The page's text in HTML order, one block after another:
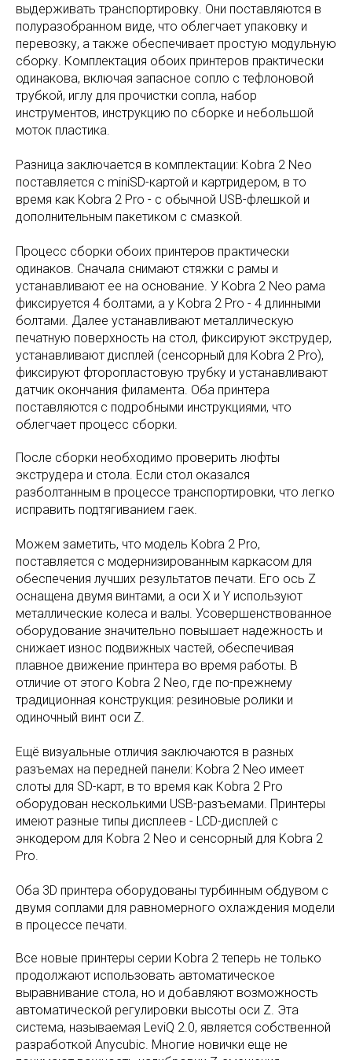
выдерживать транспортировку. Они поставляются в
полуразобранном виде, что облегчает упаковку и
перевозку, а также обеспечивает простую модульную
сборку. Комплектация обоих принтеров практически
одинакова, включая запасное сопло с тефлоновой
трубкой, иглу для прочистки сопла, набор
инструментов, инструкцию по сборке и небольшой
моток пластика.
Разница заключается в комплектации: Kobra 2 Neo
поставляется с miniSD-картой и картридером, в то
время как Kobra 2 Pro - с обычной USB-флешкой и
дополнительным пакетиком с смазкой.
Процесс сборки обоих принтеров практически
одинаков. Сначала снимают стяжки с рамы и
устанавливают ее на основание. У Kobra 2 Neo рама
фиксируется 4 болтами, а у Kobra 2 Pro - 4 длинными
болтами. Далее устанавливают металлическую
печатную поверхность на стол, фиксируют экструдер,
устанавливают дисплей (сенсорный для Kobra 2 Pro),
фиксируют фторопластовую трубку и устанавливают
датчик окончания филамента. Оба принтера
поставляются с подробными инструкциями, что
облегчает процесс сборки.
После сборки необходимо проверить люфты
экструдера и стола. Если стол оказался
разболтанным в процессе транспортировки, что легко
исправить подтягиванием гаек.
Можем заметить, что модель Kobra 2 Pro,
поставляется с модернизированным каркасом для
обеспечения лучших результатов печати. Его ось Z
оснащена двумя винтами, а оси X и Y используют
металлические колеса и валы. Усовершенствованное
оборудование значительно повышает надежность и
снижает износ подвижных частей, обеспечивая
плавное движение принтера во время работы. В
отличие от этого Kobra 2 Neo, где по-прежнему
традиционная конструкция: резиновые ролики и
одиночный винт оси Z.
Ещё визуальные отличия заключаются в разных
разъемах на передней панели: Kobra 2 Neo имеет
слоты для SD-карт, в то время как Kobra 2 Pro
оборудован несколькими USB-разъемами. Принтеры
имеют разные типы дисплеев - LCD-дисплей с
энкодером для Kobra 2 Neo и сенсорный для Kobra 2
Pro.
Оба 3D принтера оборудованы турбинным обдувом с
двумя соплами для равномерного охлаждения модели
в процессе печати.
Все новые принтеры серии Kobra 2 теперь не только
продолжают использовать автоматическое
выравнивание стола, но и добавляют возможность
автоматической регулировки высоты оси Z. Эта
система, называемая LeviQ 2.0, является собственной
разработкой Anycubic. Многие новички еще не